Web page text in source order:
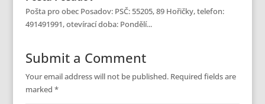
Pošta pro obec Posadov: PSČ: 55205, 89 Hořičky, telefon:
491491991, otevírací doba: Pondělí...
Submit a Comment
Your email address will not be published. Required fields are
marked *